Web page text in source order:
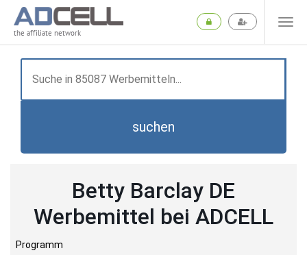
the affiliate network
suchen
Betty Barclay DE
Werbemittel bei ADCELL
Programm